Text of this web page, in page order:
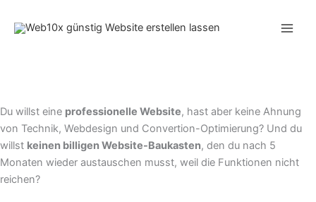
Inhalt
Du willst eine professionelle Website, hast aber keine Ahnung
von Technik, Webdesign und Convertion-Optimierung? Und du
willst keinen billigen Website-Baukasten, den du nach 5
Monaten wieder austauschen musst, weil die Funktionen nicht
reichen?